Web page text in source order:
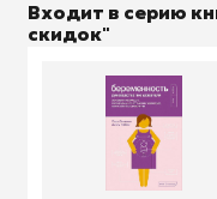
Входит в серию
скидок"